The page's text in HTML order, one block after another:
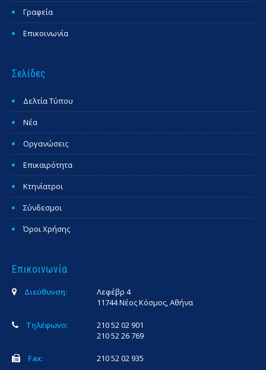
Γραφεία
Επικοινωνία
Σελίδες
Δελτία Τύπου
Νέα
Οργανώσεις
Επικαιρότητα
Κτηνίατροι
Σύνδεσμοι
Όροι Χρήσης
Επικοινωνία
Διεύθυνση:
Λεφέβρ 4
11744 Νέος Κόσμος, Αθήνα
Τηλέφωνο:
210 52 02 901
210 52 26 769
Fax: 210 52 02 935